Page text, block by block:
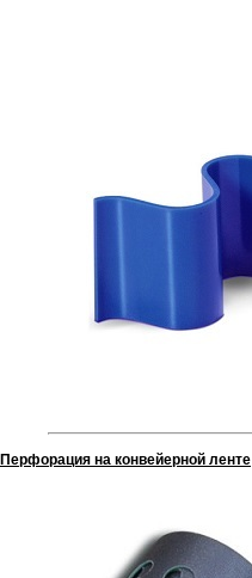
Перфорация на конвейерной ленте